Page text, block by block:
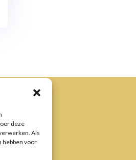
deze
Als
hebben voor